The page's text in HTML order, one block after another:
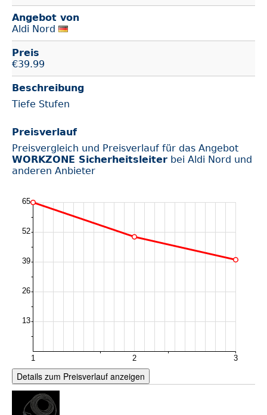
Angebot von
Aldi Nord
Preis
€39.99
Beschreibung
Tiefe Stufen
Preisverlauf
Preisvergleich und Preisverlauf für das Angebot
WORKZONE Sicherheitsleiter bei Aldi Nord und
anderen Anbieter
Details zum Preisverlauf anzeigen